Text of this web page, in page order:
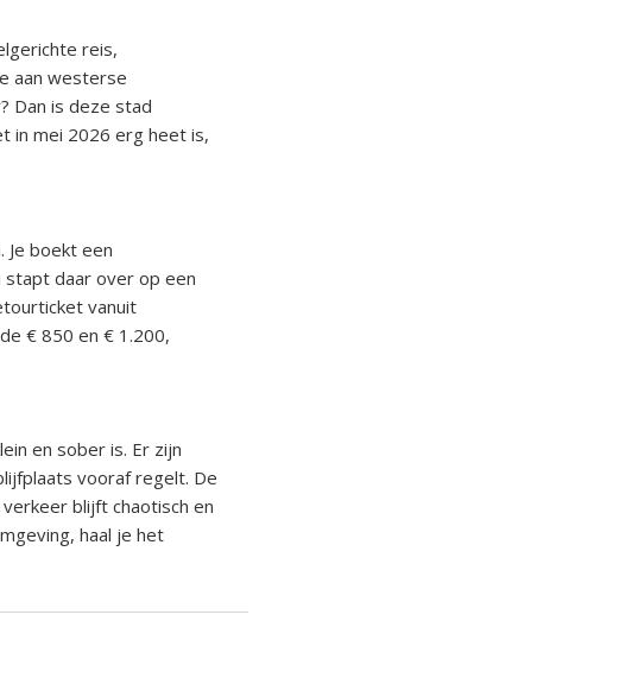
reis,
aan westerse
Dan is deze stad
in mei 2026 erg heet is,
Je boekt een
stapt daar over op een
vanuit
€ 850 en € 1.200,
en sober is. Er zijn
vooraf regelt. De
blijft chaotisch en
haal je het